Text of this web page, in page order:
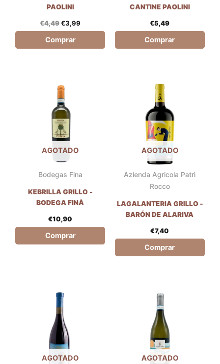
PAOLINI
€4,49€3,99
Comprar
CANTINE PAOLINI
€5,49
Comprar
AGOTADO
Bodegas Fina
KEBRILLA GRILLO -
BODEGA FINÀ
€10,90
Comprar
AGOTADO
Azienda Agricola Patrì
Rocco
LAGALANTERIA GRILLO -
BARÓN DE ALARIVA
€7,40
Comprar
AGOTADO AGOTADO